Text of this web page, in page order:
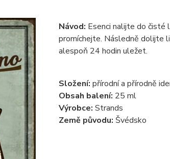
Návod: Esenci nalijte do
promíchejte. Následně dolijte
alespoň 24 hodin uležet.
Složení: přírodní a přírodně
Obsah balení: 25 ml
Výrobce: Strands
Země původu: Švédsko